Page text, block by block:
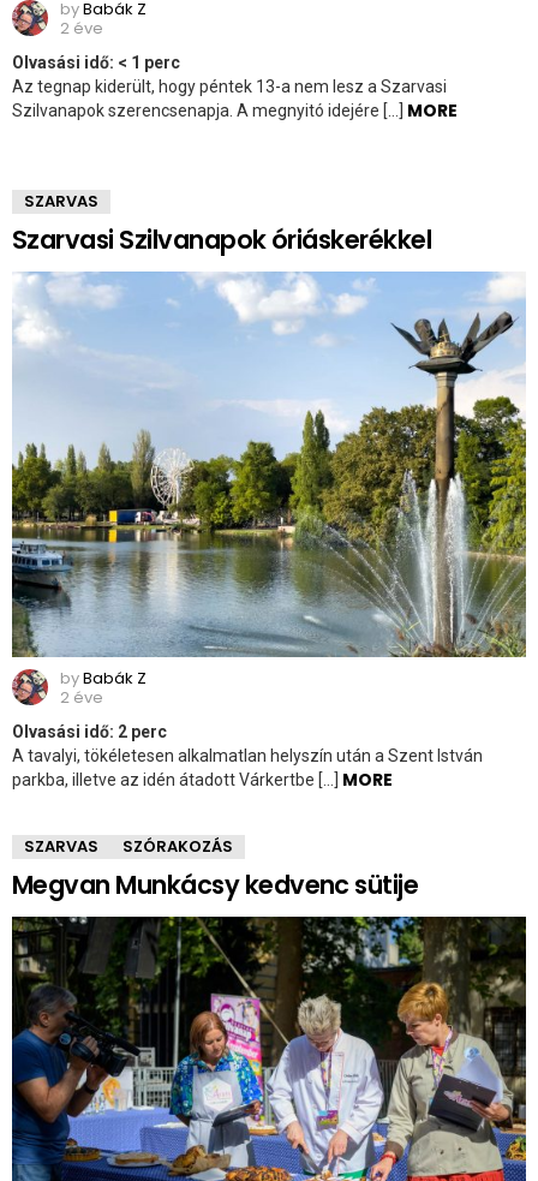
byBabák Z
2 éve
Olvasási idő: < 1 perc
Az tegnap kiderült, hogy péntek 13-a nem lesz a Szarvasi
Szilvanapok szerencsenapja. A megnyitó idejére […] MORE
SZARVAS
Szarvasi Szilvanapok óriáskerékkel
byBabák Z
2 éve
Olvasási idő: 2 perc
A tavalyi, tökéletesen alkalmatlan helyszín után a Szent István
parkba, illetve az idén átadott Várkertbe […] MORE
SZARVAS SZÓRAKOZÁS
Megvan Munkácsy kedvenc sütije